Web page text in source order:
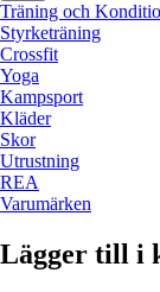
Träning och
Styrketräning
Crossfit
Yoga
Kampsport
Kläder
Skor
Utrustning
REA
Varumärken
Lägger till i